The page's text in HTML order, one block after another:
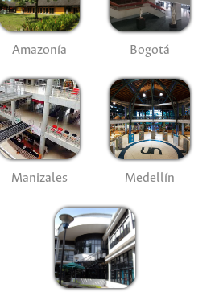
Amazonía Bogotá
Manizales Medellín